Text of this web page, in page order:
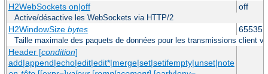
H2WebSockets on|off off
Active/désactive les WebSockets via HTTP/2
H2WindowSize bytes 65535
Taille maximale des paquets de données pour les transmissions client
Header [condition]
add|append|echo|edit|edit*|merge|set|setifempty|unset|note